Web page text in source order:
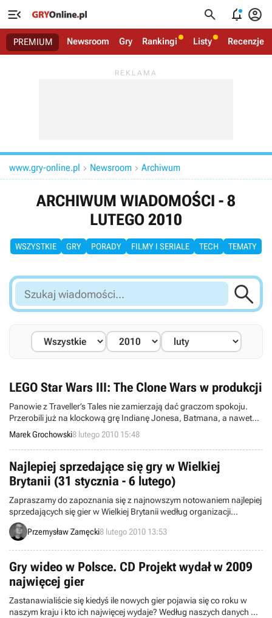
   
PREMIUM Newsroom Gry Rankingi Listy Recenzje
www.gry-online.pl  Newsroom  Archiwum
ARCHIWUM WIADOMOŚCI - 8
LUTEGO 2010
WSZYSTKIE GRY PORADY FILMY I SERIALE TECH TEMATY
Szukaj
wiadomości...

LEGO Star Wars III: The Clone Wars w produkcji
Panowie z Traveller’s Tales nie zamierzają dać graczom spokoju.
Przerobili już na klockową grę Indianę Jonesa, Batmana, a nawet
Harry’ego Pottera. Teraz natomiast Anglicy zamierzają powrócić do
swoich korzeni. Autorzy LEGO Star Wars zapowiedzieli właśnie
trzecią odsłonę gwiezdnej serii, grę LEGO Star Wars III: The Clone
Wars.
Marek Grochowski8 lutego 2010 15:48
Najlepiej sprzedające się gry w Wielkiej
Brytanii (31 stycznia - 6 lutego)
Zapraszamy do zapoznania się z najnowszym notowaniem najlepiej
sprzedających się gier w Wielkiej Brytanii według organizacji
Charttrack. Obejmuje ono okres między 31 stycznia a 6 lutego.
Przemysław Zamęcki8 lutego 2010 13:53
Gry wideo w Polsce. CD Projekt wydał w 2009
najwięcej gier
Zastanawialiście się kiedyś ile nowych gier pojawia się co roku w
naszym kraju i kto ich najwięcej wydaje? Według naszych danych w